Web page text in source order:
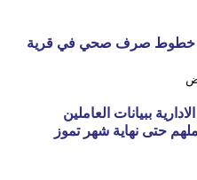
خطوط صرف صحي في قرية
ببيانات العاملين
حتى نهاية شهر تموز